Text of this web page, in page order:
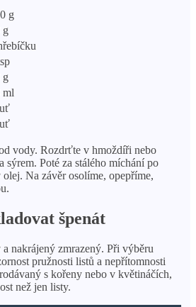
g
g
g
ml
vody. Rozdrťte v hmoždíři nebo
sýrem. Poté za stálého míchání po
Na závěr osolíme, opepříme,
špenát
a nakrájený zmrazený. Při výběru
pružnosti listů a nepřítomnosti
s kořeny nebo v květináčích,
než jen listy.